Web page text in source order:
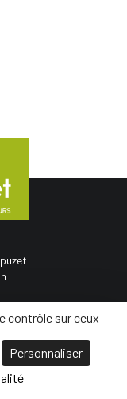
légales
Politique de
contrôle sur ceux
Personnaliser